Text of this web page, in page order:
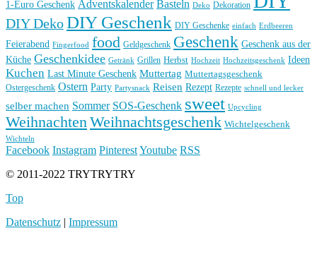
1-Euro Geschenk Adventskalender Basteln Deko Dekoration
DIY DekoDIY Geschenk DIY Geschenke einfach Erdbeeren
Feierabend Fingerfood food Geldgeschenk Geschenk Geschenk aus der
Küche Geschenkidee Getränk Grillen Herbst Hochzeit Hochzeitsgeschenk Ideen
Kuchen Last Minute Geschenk Muttertag Muttertagsgeschenk
Ostergeschenk Ostern Party Partysnack Reisen Rezept Rezepte schnell und lecker
selber machen Sommer SOS-Geschenk sweet Upcycling
Weihnachten Weihnachtsgeschenk Wichtelgeschenk
Wichteln
Facebook Instagram PinterestYoutube RSS
© 2011-2022 TRYTRYTRY
Top
Datenschutz | Impressum